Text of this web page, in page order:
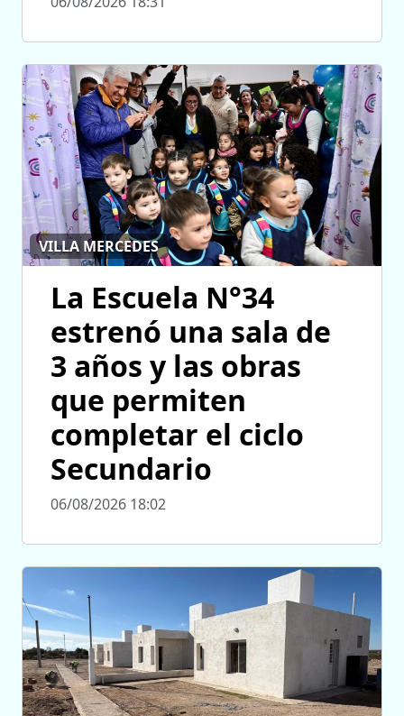
VILLA MERCEDES
La Escuela N°34
estrenó una sala de
3 años y las obras
que permiten
completar el ciclo
Secundario
06/08/2026 18:02